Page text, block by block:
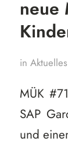
neue
in Aktuelles
MÜK
SAP
und